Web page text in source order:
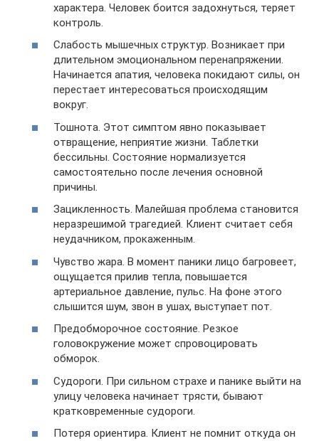
характера. Человек боится задохнуться, теряет
контроль.
Слабость мышечных структур. Возникает при
длительном эмоциональном перенапряжении.
Начинается апатия, человека покидают силы, он
перестает интересоваться происходящим
вокруг.
Тошнота. Этот симптом явно показывает
отвращение, неприятие жизни. Таблетки
бессильны. Состояние нормализуется
самостоятельно после лечения основной
причины.
Зацикленность. Малейшая проблема становится
неразрешимой трагедией. Клиент считает себя
неудачником, прокаженным.
Чувство жара. В момент паники лицо багровеет,
ощущается прилив тепла, повышается
артериальное давление, пульс. На фоне этого
слышится шум, звон в ушах, выступает пот.
Предобморочное состояние. Резкое
головокружение может спровоцировать
обморок.
Судороги. При сильном страхе и панике выйти на
улицу человека начинает трясти, бывают
кратковременные судороги.
Потеря ориентира. Клиент не помнит откуда он